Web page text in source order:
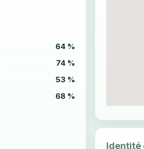
64 %
74 %
53 %
68 %
Identité